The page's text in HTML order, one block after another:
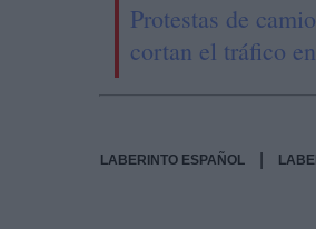
Protestas de
cortan el tráfico
LABERINTO ESPAÑOL